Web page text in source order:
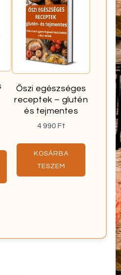
Őszi egészséges
receptek – glutén
és tejmentes
4 990 Ft
KOSÁRBA
TESZEM